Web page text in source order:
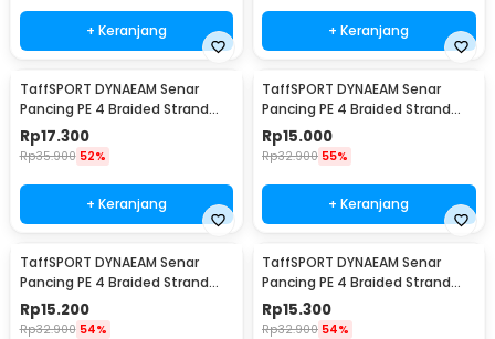
+ Keranjang + Keranjang
TaffSPORT DYNAEAM Senar
Pancing PE 4 Braided Strand
Fishing Line 100M 0.2 - FM10
Rp17.300
Rp35.900 52%
+ Keranjang
TaffSPORT DYNAEAM Senar
Pancing PE 4 Braided Strand
Fishing Line 100M 0.6 - FM10
Rp15.000
Rp32.900 55%
+ Keranjang
TaffSPORT DYNAEAM Senar
Pancing PE 4 Braided Strand
Fishing Line 100M 0.4 - FM10
Rp15.200
Rp32.900 54%
TaffSPORT DYNAEAM Senar
Pancing PE 4 Braided Strand
Fishing Line 100M 0.8 - FM10
Rp15.300
Rp32.900 54%